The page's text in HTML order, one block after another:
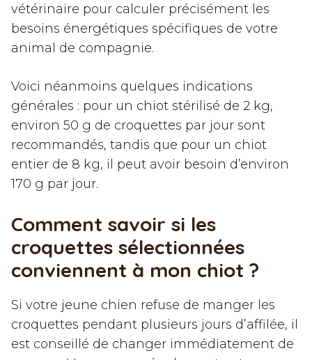
vétérinaire pour calculer précisément les
besoins énergétiques spécifiques de votre
animal de compagnie.
Voici néanmoins quelques indications
générales : pour un chiot stérilisé de 2 kg,
environ 50 g de croquettes par jour sont
recommandés, tandis que pour un chiot
entier de 8 kg, il peut avoir besoin d’environ
170 g par jour.
Comment savoir si les
croquettes sélectionnées
conviennent à mon chiot ?
Si votre jeune chien refuse de manger les
croquettes pendant plusieurs jours d’affilée, il
est conseillé de changer immédiatement de